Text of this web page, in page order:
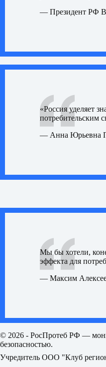
— Президент РФ
«Россия уделяет
потребительским
— Анна Юрьевна
Мы бы хотели,
эффекта для
— Максим
© 2026 - РосПротеб РФ —
безопасностью.
Учредитель ООО "Клуб